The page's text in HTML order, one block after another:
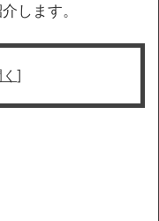
します。
]